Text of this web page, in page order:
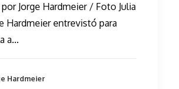
Jorge Hardmeier / Foto Julia
Hardmeier entrevistó para
a…
Hardmeier